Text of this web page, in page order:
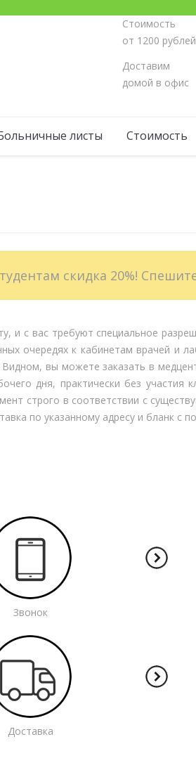
Стоимость
от 1200 рублей
Доставим
домой в офис
листы Стоимость
скидка 20%!
и с вас требуют специальное
очередях к кабинетам врачей и
Видном, вы можете заказать в
дня, практически без
строго в соответствии с
по указанному адресу и бланк с
Звонок
Доставка